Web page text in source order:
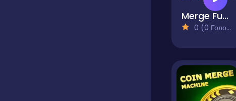
Merge Fusion
0 (0 Голосів)